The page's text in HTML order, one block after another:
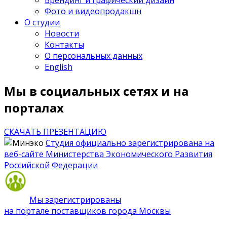
Фото и видеопродакшн
О студии
Новости
Контакты
О персональных данных
English
Мы в социальных сетях и на
порталах
СКАЧАТЬ ПРЕЗЕНТАЦИЮ
Студия официально зарегистрирована на
веб-сайте Министерства Экономического Развития
Российской Федерации
Мы зарегистрированы
на портале поставщиков города Москвы